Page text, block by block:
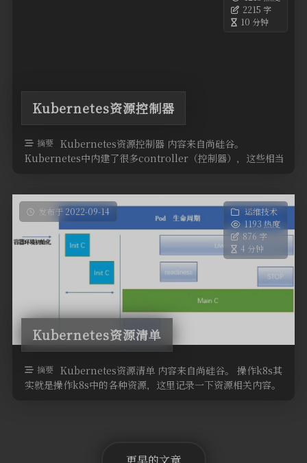
2215 字
10 分钟
Kubernetes资源控制器
摘要 Kubernetes资源控制器 内容来自尚硅谷。
Kubernetes中内建了很多controller（控制器），这些相当
发布于 2022-09-14
运维技术
1193 热度
876 字
4 分钟
Kubernetes资源清单
摘要 Kubernetes资源清单 内容来自尚硅谷。 操作k8s其
实就是操作k8s中的各种资源，这里记录一下资源相关内容。
更早的文章